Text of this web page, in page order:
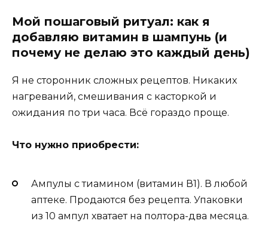
Мой пошаговый ритуал: как я
добавляю витамин в шампунь (и
почему не делаю это каждый день)
Я не сторонник сложных рецептов. Никаких
нагреваний, смешивания с касторкой и
ожидания по три часа. Всё гораздо проще.
Что нужно приобрести:
Ампулы с тиамином (витамин В1). В любой
аптеке. Продаются без рецепта. Упаковки
из 10 ампул хватает на полтора-два месяца.